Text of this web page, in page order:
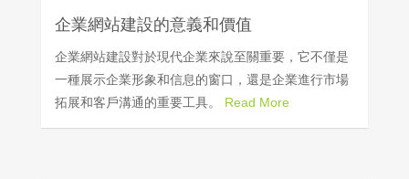
企業網站建設的意義和價值
企業網站建設對於現代企業來說至關重要，它不僅是
一種展示企業形象和信息的窗口，還是企業進行市場
拓展和客戶溝通的重要工具。 Read More